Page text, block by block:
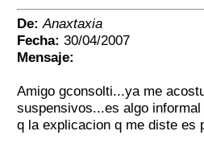
De: Anaxtaxia
Fecha: 30/04/2007
Mensaje:
Amigo gconsolti...ya me
suspensivos...es algo
q la explicacion q me diste es